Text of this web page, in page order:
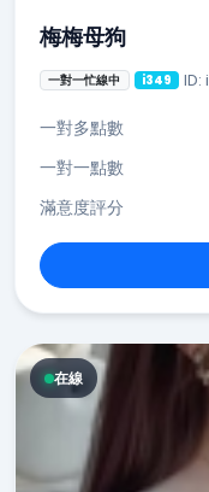
梅梅母狗
一對一忙線中 i349 ID:
一對多點數
一對一點數
滿意度評分
在線